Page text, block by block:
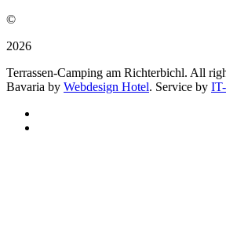
©
2026
Terrassen-Camping am Richterbichl. All
Bavaria by Webdesign Hotel. Service by